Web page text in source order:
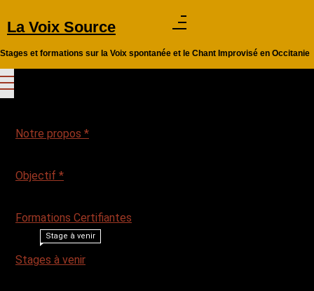
au
contenu
La Voix Source
Stages et formations sur la Voix spontanée et le Chant Improvisé en Occitanie
Notre propos *
Objectif *
Formations Certifiantes
Stages à venir
Stage à venir